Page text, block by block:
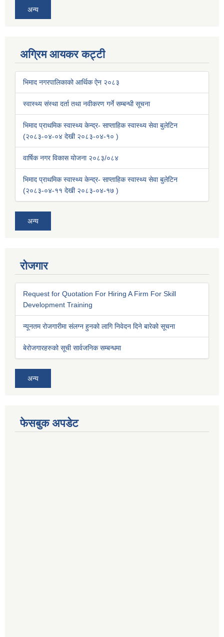
अन्य
अग्रिम आयकर कट्टी
भिमाद नगरपालिकाको आर्थिक ऐन २०८३
स्वास्थ्य संस्था दर्ता तथा नवीकरण गर्ने सम्बन्धी सूचना
भिमाद प्राथमिक स्वास्थ्य केन्द्र- साप्ताहिक स्वास्थ्य सेवा बुलेटिन
(२०८३-०४-०४ देखी २०८३-०४-१० )
वार्षिक नगर विकास योजना २०८३/०८४
भिमाद प्राथमिक स्वास्थ्य केन्द्र- साप्ताहिक स्वास्थ्य सेवा बुलेटिन
(२०८३-०४-११ देखी २०८३-०४-१७ )
अन्य
रोजगार
Request for Quotation For Hiring A Firm For Skill
Development Training
न्यूनतम रोजगारीमा संलग्न हुनको लागि निवेदन दिने बारेको सूचना
बेरोजगारहरुको सूची सार्वजनिक सम्बन्धमा
अन्य
फेसबुक अपडेट